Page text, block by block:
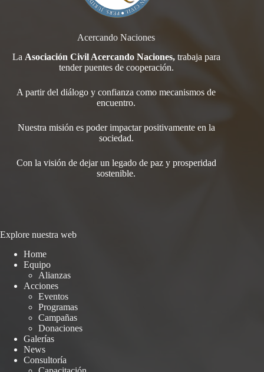
Acercando Naciones
La Asociación Civil Acercando Naciones,trabaja para
tenderpuentes de cooperación.
A partir del diálogo y confianza como mecanismos de
encuentro.
Nuestra misión es poder impactar positivamente en la
sociedad.
Con la visión de dejar un legado de paz y prosperidad
sostenible.
Explore nuestra web
Home
Equipo
Alianzas
Acciones
Eventos
Programas
Campañas
Donaciones
Galerías
News
Consultoría